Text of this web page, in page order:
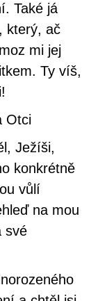
Také já
který, ač
mi jej
Ty víš,
Otci
Ježíši,
konkrétně
vůlí
na mou
své